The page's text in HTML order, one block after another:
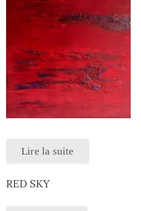
Lire la suite
RED SKY